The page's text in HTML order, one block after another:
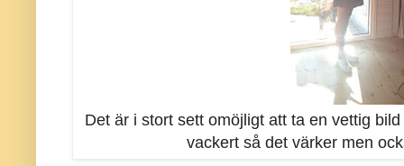
Det är i stort sett omöjligt att ta en vettig
vackert så det värker men